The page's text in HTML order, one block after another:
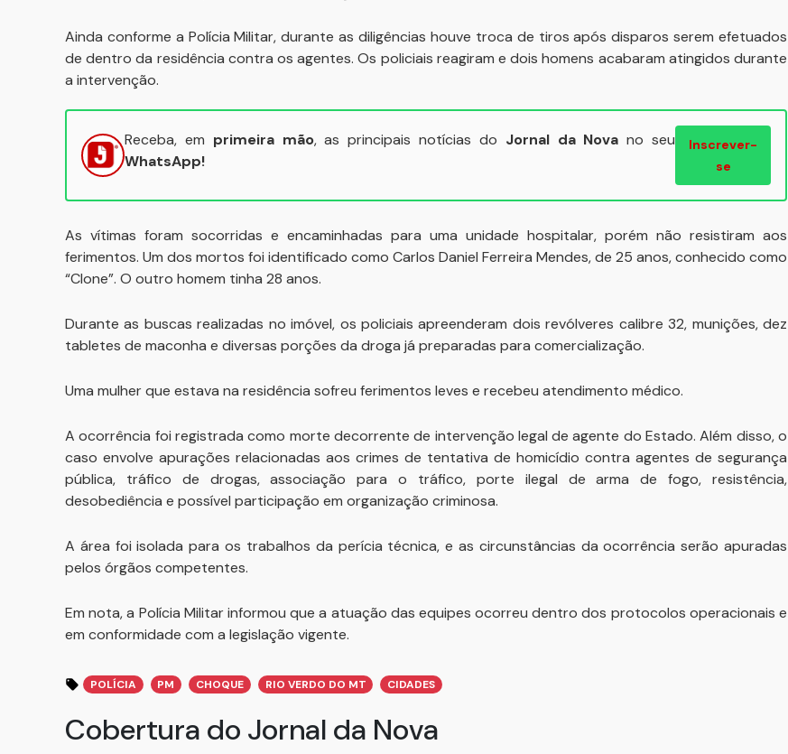
Ainda conforme a Polícia Militar, durante as diligências houve troca de tiros após disparos serem efetuados
de dentro da residência contra os agentes. Os policiais reagiram e dois homens acabaram atingidos durante
a intervenção.
Receba, em primeira mão, as principais notícias do Jornal da Nova no seu
WhatsApp!
Inscrever-
se
As vítimas foram socorridas e encaminhadas para uma unidade hospitalar, porém não resistiram aos
ferimentos. Um dos mortos foi identificado como Carlos Daniel Ferreira Mendes, de 25 anos, conhecido como
“Clone”. O outro homem tinha 28 anos.
Durante as buscas realizadas no imóvel, os policiais apreenderam dois revólveres calibre 32, munições, dez
tabletes de maconha e diversas porções da droga já preparadas para comercialização.
Uma mulher que estava na residência sofreu ferimentos leves e recebeu atendimento médico.
A ocorrência foi registrada como morte decorrente de intervenção legal de agente do Estado. Além disso, o
caso envolve apurações relacionadas aos crimes de tentativa de homicídio contra agentes de segurança
pública, tráfico de drogas, associação para o tráfico, porte ilegal de arma de fogo, resistência,
desobediência e possível participação em organização criminosa.
A área foi isolada para os trabalhos da perícia técnica, e as circunstâncias da ocorrência serão apuradas
pelos órgãos competentes.
Em nota, a Polícia Militar informou que a atuação das equipes ocorreu dentro dos protocolos operacionais e
em conformidade com a legislação vigente.
POLÍCIA PM CHOQUE RIO VERDO DO MT CIDADES
Cobertura do Jornal da Nova